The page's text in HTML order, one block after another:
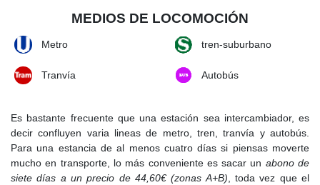
MEDIOS DE LOCOMOCIÓN
Metro tren-suburbano
Tranvía Autobús
Es bastante frecuente que una estación sea intercambiador, es
decir confluyen varia lineas de metro, tren, tranvía y autobús.
Para una estancia de al menos cuatro días si piensas moverte
mucho en transporte, lo más conveniente es sacar un abono de
siete días a un precio de 44,60€ (zonas A+B), toda vez que el